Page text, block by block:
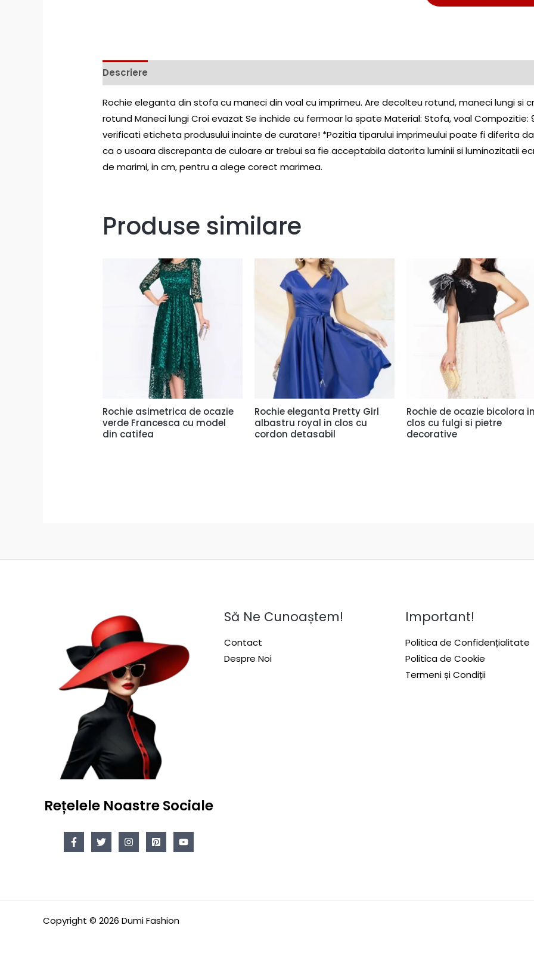
Descriere
Rochie eleganta din stofa cu maneci din voal cu imprimeu. Are decolteu rotund, maneci lungi si
rotund Maneci lungi Croi evazat Se inchide cu fermoar la spate Material: Stofa, voal Compozitie:
verificati eticheta produsului inainte de curatare! *Pozitia tiparului imprimeului poate fi diferita
ca o usoara discrepanta de culoare ar trebui sa fie acceptabila datorita luminii si luminozitatii
de marimi, in cm, pentru a alege corect marimea.
Produse similare
Rochie asimetrica de ocazie
verde Francesca cu model
din catifea
Rochie eleganta Pretty Girl
albastru royal in clos cu
cordon detasabil
Rochie de ocazie bicolora
clos cu fulgi si pietre
decorative
Rețelele Noastre Sociale
Să Ne Cunoaștem!
Contact
Despre Noi
Important!
Politica de Confidențialitate
Politica de Cookie
Termeni și Condiții
Copyright © 2026 Dumi Fashion